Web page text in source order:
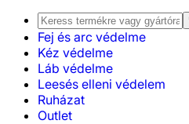
Fej és arc védelme
Kéz védelme
Láb védelme
Leesés elleni védelem
Ruházat
Outlet